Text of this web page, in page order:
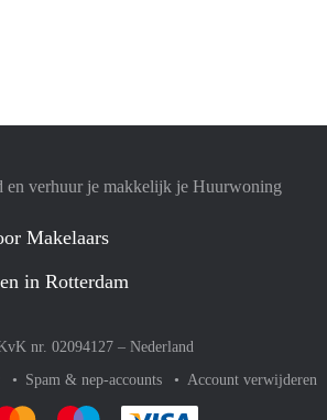
verhuur je makkelijk je Huurwoning
Makelaars
in Rotterdam
nr. 02094127 – Nederland
Spam & nep-accounts Account verwijderen